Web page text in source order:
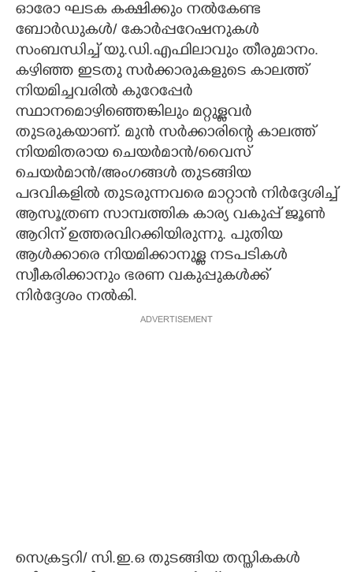
ഓരോ ഘടക കക്ഷിക്കും നൽകേണ്ട
ബോർഡുകൾ/ കോർപ്പറേഷനുകൾ
സംബന്ധിച്ച് യു.ഡി.എഫിലാവും തീരുമാനം.
കഴിഞ്ഞ ഇടതു സർക്കാരുകളുടെ കാലത്ത്
നിയമിച്ചവരിൽ കുറേപ്പേർ
സ്ഥാനമൊഴിഞ്ഞെങ്കിലും മറ്റുള്ളവർ
തുടരുകയാണ്. മുൻ സർക്കാരിന്റെ കാലത്ത്
നിയമിതരായ ചെയർമാൻ/വൈസ്
ചെയർമാൻ/അംഗങ്ങൾ തുടങ്ങിയ
പദവികളിൽ തുടരുന്നവരെ മാറ്റാൻ നിർദ്ദേശിച്ച്
ആസൂത്രണ സാമ്പത്തിക കാര്യ വകുപ്പ് ജൂൺ
ആറിന് ഉത്തരവിറക്കിയിരുന്നു. പുതിയ
ആൾക്കാരെ നിയമിക്കാനുള്ള നടപടികൾ
സ്വീകരിക്കാനും ഭരണ വകുപ്പുകൾക്ക്
നിർദ്ദേശം നൽകി.
ADVERTISEMENT
സെക്രട്ടറി/ സി.ഇ.ഒ തുടങ്ങിയ തസ്തികകൾ